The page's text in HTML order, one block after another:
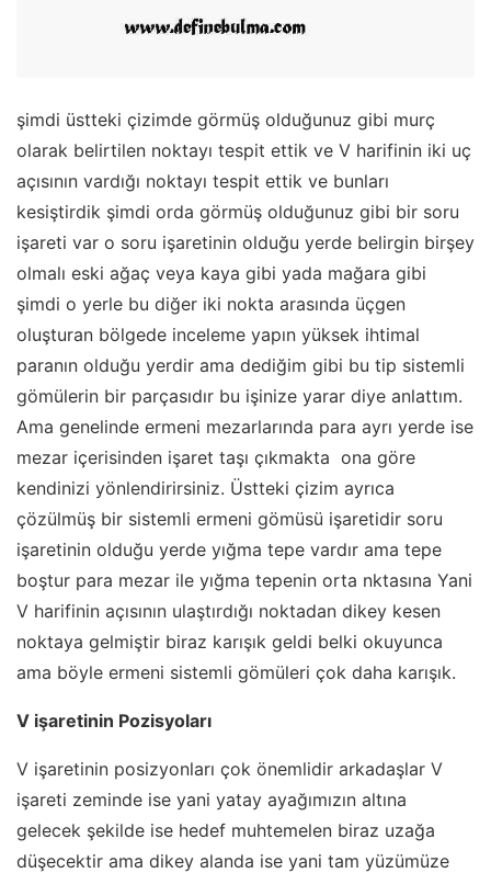
şimdi üstteki çizimde görmüş olduğunuz gibi murç
olarak belirtilen noktayı tespit ettik ve V harifinin iki uç
açısının vardığı noktayı tespit ettik ve bunları
kesiştirdik şimdi orda görmüş olduğunuz gibi bir soru
işareti var o soru işaretinin olduğu yerde belirgin birşey
olmalı eski ağaç veya kaya gibi yada mağara gibi
şimdi o yerle bu diğer iki nokta arasında üçgen
oluşturan bölgede inceleme yapın yüksek ihtimal
paranın olduğu yerdir ama dediğim gibi bu tip sistemli
gömülerin bir parçasıdır bu işinize yarar diye anlattım.
Ama genelinde ermeni mezarlarında para ayrı yerde ise
mezar içerisinden işaret taşı çıkmakta ona göre
kendinizi yönlendirirsiniz. Üstteki çizim ayrıca
çözülmüş bir sistemli ermeni gömüsü işaretidir soru
işaretinin olduğu yerde yığma tepe vardır ama tepe
boştur para mezar ile yığma tepenin orta nktasına Yani
V harifinin açısının ulaştırdığı noktadan dikey kesen
noktaya gelmiştir biraz karışık geldi belki okuyunca
ama böyle ermeni sistemli gömüleri çok daha karışık.
V işaretinin Pozisyoları
V işaretinin posizyonları çok önemlidir arkadaşlar V
işareti zeminde ise yani yatay ayağımızın altına
gelecek şekilde ise hedef muhtemelen biraz uzağa
düşecektir ama dikey alanda ise yani tam yüzümüze